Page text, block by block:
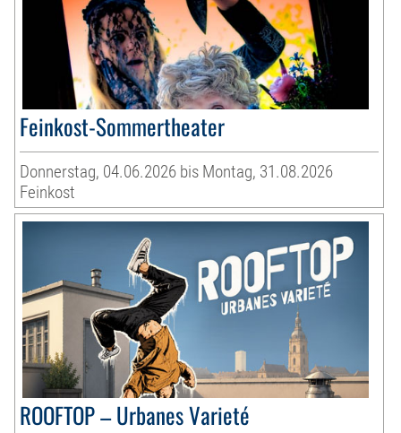
Feinkost-Sommertheater
Donnerstag, 04.06.2026 bis Montag, 31.08.2026
Feinkost
ROOFTOP – Urbanes Varieté